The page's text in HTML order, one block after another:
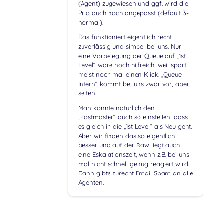
(Agent) zugewiesen und ggf. wird die
Prio auch noch angepasst (default 3-
normal).
Das funktioniert eigentlich recht
zuverlässig und simpel bei uns. Nur
eine Vorbelegung der Queue auf „1st
Level“ wäre noch hilfreich, weil spart
meist noch mal einen Klick. „Queue –
Intern“ kommt bei uns zwar vor, aber
selten.
Man könnte natürlich den
„Postmaster“ auch so einstellen, dass
es gleich in die „1st Level“ als Neu geht.
Aber wir finden das so eigentlich
besser und auf der Raw liegt auch
eine Eskalationszeit, wenn z.B. bei uns
mal nicht schnell genug reagiert wird.
Dann gibts zurecht Email Spam an alle
Agenten.